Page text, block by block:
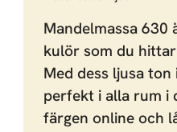
Mandelmassa 630
kulör som du
Med dess ljusa
perfekt i alla rum i
färgen online och